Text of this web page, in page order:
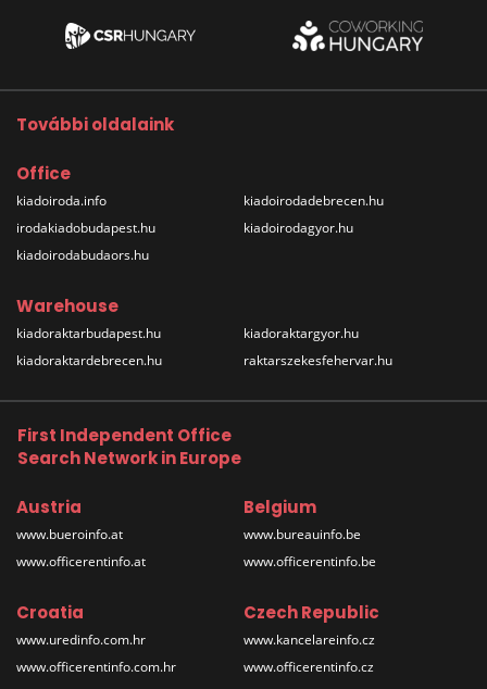
További oldalaink
Office
kiadoiroda.info
irodakiadobudapest.hu
kiadoirodabudaors.hu
kiadoirodadebrecen.hu
kiadoirodagyor.hu
Warehouse
kiadoraktarbudapest.hu
kiadoraktardebrecen.hu
kiadoraktargyor.hu
raktarszekesfehervar.hu
First Independent Office
Search Network in Europe
Austria
www.bueroinfo.at
www.officerentinfo.at
Belgium
www.bureauinfo.be
www.officerentinfo.be
Croatia
www.uredinfo.com.hr
www.officerentinfo.com.hr
Czech Republic
www.kancelareinfo.cz
www.officerentinfo.cz